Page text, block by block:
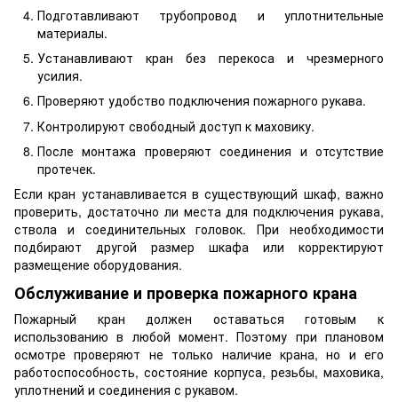
Подготавливают трубопровод и уплотнительные
материалы.
Устанавливают кран без перекоса и чрезмерного
усилия.
Проверяют удобство подключения пожарного рукава.
Контролируют свободный доступ к маховику.
После монтажа проверяют соединения и отсутствие
протечек.
Если кран устанавливается в существующий шкаф, важно
проверить, достаточно ли места для подключения рукава,
ствола и соединительных головок. При необходимости
подбирают другой размер шкафа или корректируют
размещение оборудования.
Обслуживание и проверка пожарного крана
Пожарный кран должен оставаться готовым к
использованию в любой момент. Поэтому при плановом
осмотре проверяют не только наличие крана, но и его
работоспособность, состояние корпуса, резьбы, маховика,
уплотнений и соединения с рукавом.